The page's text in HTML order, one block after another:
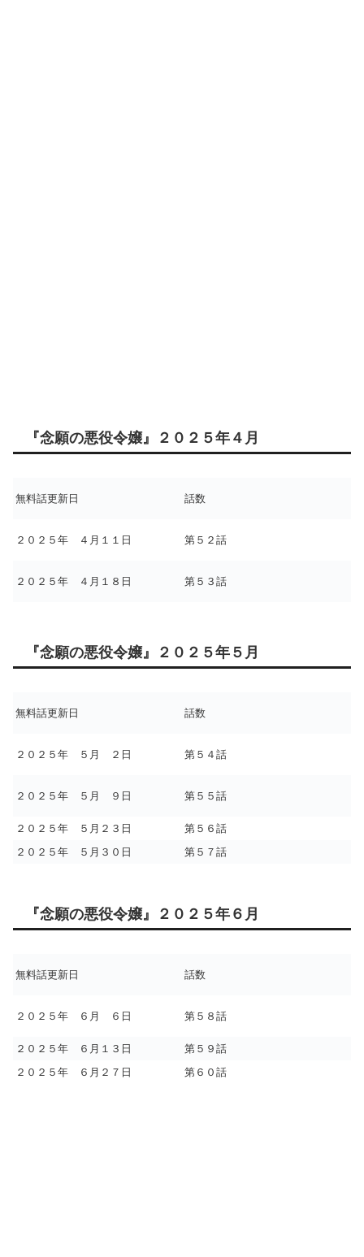
『念願の悪役令嬢』２０２５年４月
無料話更新日 話数
２０２５年 ４月１１日 第５２話
２０２５年 ４月１８日 第５３話
『念願の悪役令嬢』２０２５年５月
無料話更新日 話数
２０２５年 ５月 ２日 第５４話
２０２５年 ５月 ９日 第５５話
２０２５年 ５月２３日
第５６話
２０２５年 ５月３０日
第５７話
『念願の悪役令嬢』２０２５年６月
無料話更新日 話数
２０２５年 ６月 ６日 第５８話
２０２５年 ６月１３日
第５９話
２０２５年 ６月２７日
第６０話